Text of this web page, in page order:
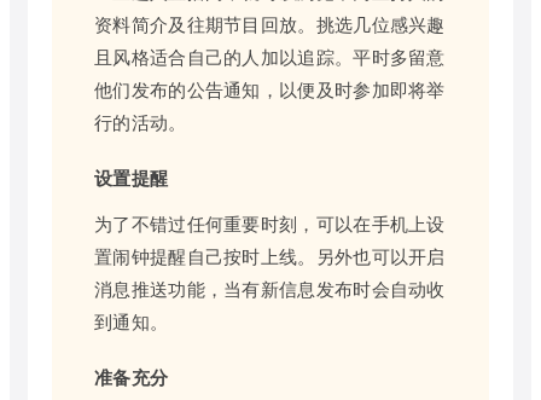
资料简介及往期节目回放。挑选几位感兴趣
且风格适合自己的人加以追踪。平时多留意
他们发布的公告通知，以便及时参加即将举
行的活动。
设置提醒
为了不错过任何重要时刻，可以在手机上设
置闹钟提醒自己按时上线。另外也可以开启
消息推送功能，当有新信息发布时会自动收
到通知。
准备充分